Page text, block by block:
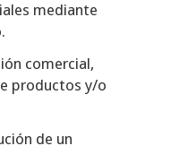
mediante
comercial,
productos y/o
de un